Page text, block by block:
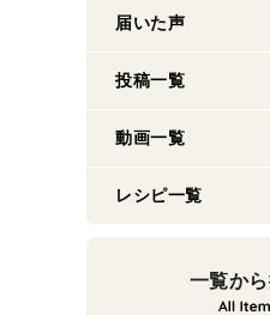
届いた声
投稿一覧
動画一覧
レシピ一覧
一覧か